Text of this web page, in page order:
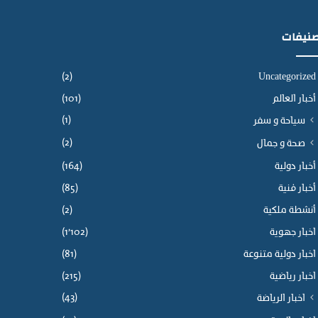
Uncategorized
(2)
أخبار العالم (101)
سياحة و سفر (1)
صحة و جمال (2)
أخبار دولية (164)
أخبار فنية (85)
أنشطة ملكية (2)
اخبار جهوية (1٬102)
اخبار دولية متنوعة (81)
اخبار رياضية (215)
اخبار الرياضة (43)